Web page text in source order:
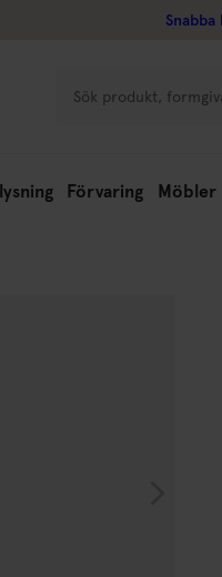
Förvaring Möbler